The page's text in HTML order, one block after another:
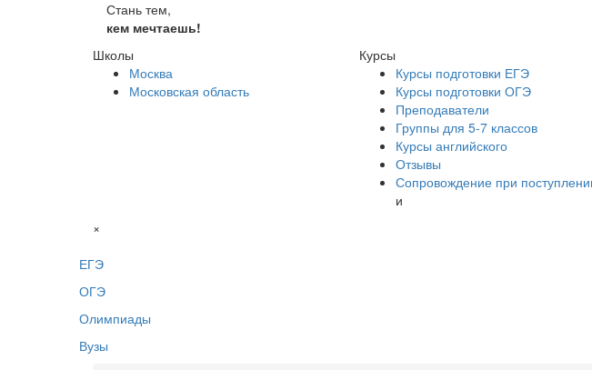
Стань тем,
кем мечтаешь!
Школы
Москва
Московская область
Курсы
Курсы подготовки ЕГЭ
Курсы подготовки ОГЭ
Преподаватели
Группы для 5-7 классов
Курсы английского
Отзывы
Сопровождение при
и
×
ЕГЭ
ОГЭ
Олимпиады
Вузы